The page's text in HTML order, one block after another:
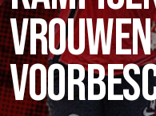
Clubinfo
Sponsoring